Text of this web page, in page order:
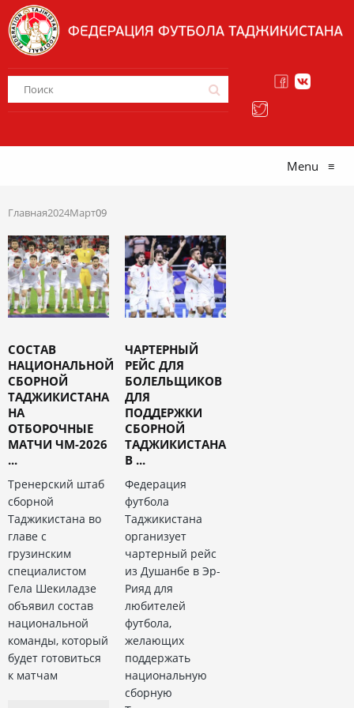
Menu ≡
Главная2024Март09
СОСТАВ
НАЦИОНАЛЬНОЙ
СБОРНОЙ
ТАДЖИКИСТАНА
НА
ОТБОРОЧНЫЕ
МАТЧИ ЧМ-2026
...
Тренерский штаб
сборной
Таджикистана во
главе с
грузинским
специалистом
Гела Шекиладзе
объявил состав
национальной
команды, который
будет готовиться
к матчам
ЧАРТЕРНЫЙ
РЕЙС ДЛЯ
БОЛЕЛЬЩИКОВ
ДЛЯ
ПОДДЕРЖКИ
СБОРНОЙ
ТАДЖИКИСТАНА
В ...
Федерация
футбола
Таджикистана
организует
чартерный рейс
из Душанбе в Эр-
Рияд для
любителей
футбола,
желающих
поддержать
национальную
сборную